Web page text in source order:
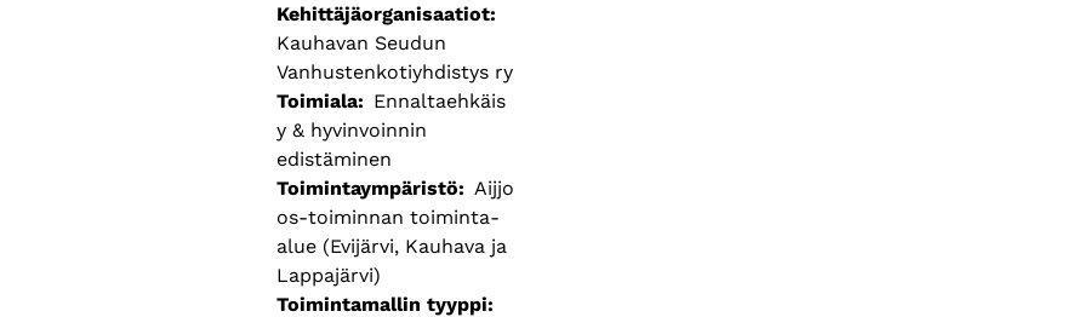
Kehittäjäorganisaatiot
Kauhavan Seudun
Vanhustenkotiyhdistys ry
Toimiala
Ennaltaehkäis
y & hyvinvoinnin
edistäminen
Toimintaympäristö
Aijjo
os-toiminnan toiminta-
alue (Evijärvi, Kauhava ja
Lappajärvi)
Toimintamallin tyyppi